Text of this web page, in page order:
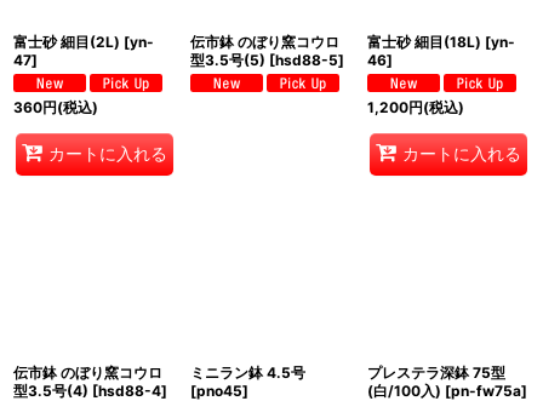
富士砂 細目(2L) [yn-
47]
360円(税込)
カートに入れる
伝市鉢 のぼり窯コウロ
型3.5号(5) [hsd88-5]
富士砂 細目(18L) [yn-
46]
1,200円(税込)
カートに入れる
伝市鉢 のぼり窯コウロ
型3.5号(4) [hsd88-4]
ミニラン鉢 4.5号
[pno45]
プレステラ深鉢 75型
(白/100入) [pn-fw75a]